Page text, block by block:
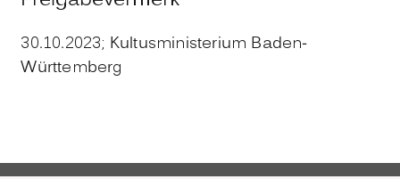
30.10.2023; Kultusministerium Baden-
Württemberg